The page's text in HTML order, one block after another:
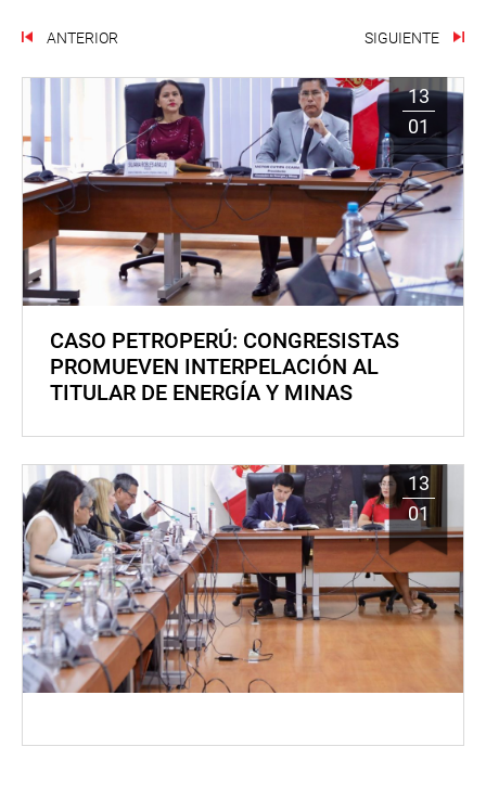
ANTERIOR SIGUIENTE
13
01
CASO PETROPERÚ: CONGRESISTAS
PROMUEVEN INTERPELACIÓN AL
TITULAR DE ENERGÍA Y MINAS
13
01